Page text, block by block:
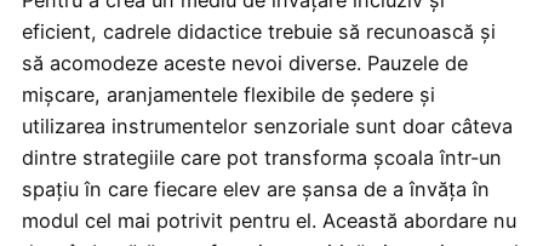
eficient, cadrele didactice trebuie să recunoască și
să acomodeze aceste nevoi diverse. Pauzele de
mișcare, aranjamentele flexibile de ședere și
utilizarea instrumentelor senzoriale sunt doar câteva
dintre strategiile care pot transforma școala într-un
spațiu în care fiecare elev are șansa de a învăța în
modul cel mai potrivit pentru el. Această abordare nu